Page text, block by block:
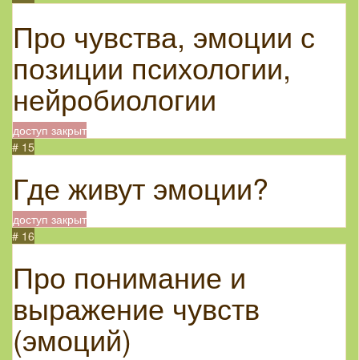
Про чувства, эмоции с
позиции психологии,
нейробиологии
доступ закрыт
# 15
Где живут эмоции?
доступ закрыт
# 16
Про понимание и
выражение чувств
(эмоций)